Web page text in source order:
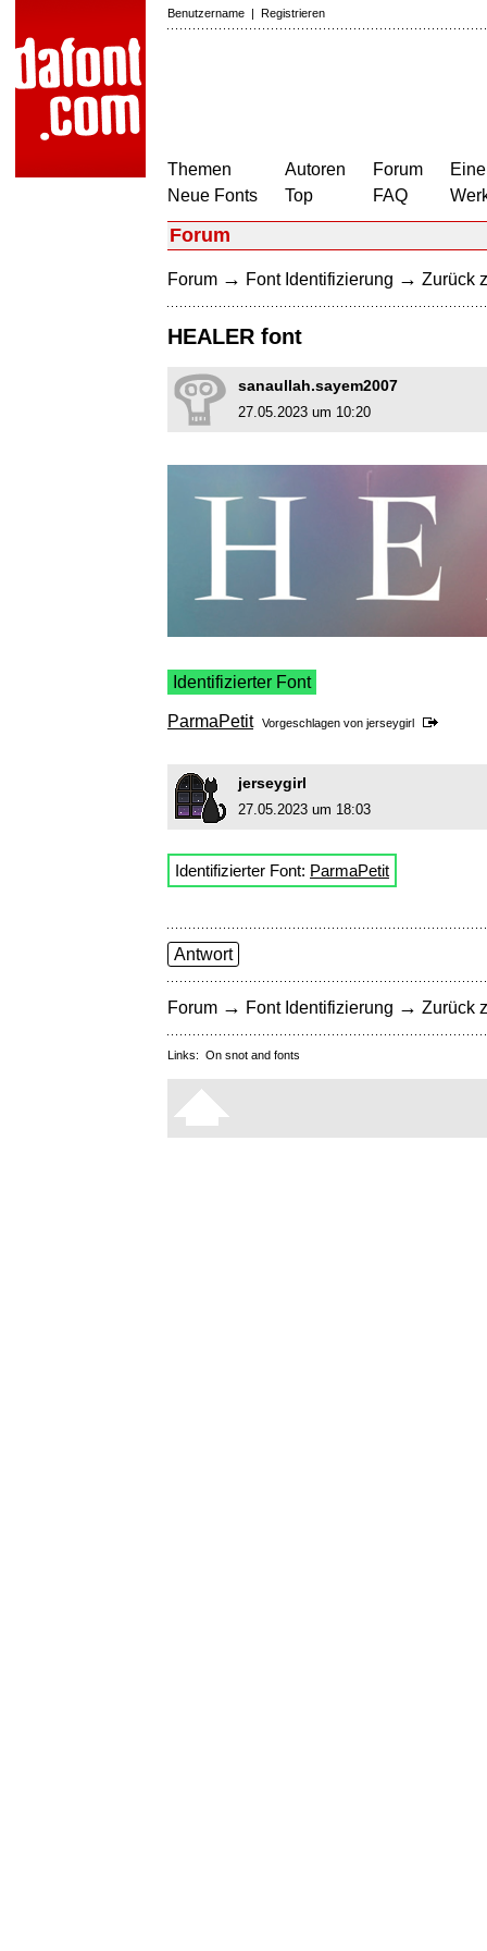
Benutzername | Registrieren
Themen
Neue Fonts
Autoren
Top
Forum
FAQ
Forum
Forum → Font Identifizierung → Zurück
HEALER font
sanaullah.sayem2007
27.05.2023 um 10:20
Identifizierter Font
ParmaPetit Vorgeschlagen von jerseygirl
jerseygirl
27.05.2023 um 18:03
Identifizierter Font: ParmaPetit
Antwort
Forum → Font Identifizierung → Zurück
Links: On snot and fonts